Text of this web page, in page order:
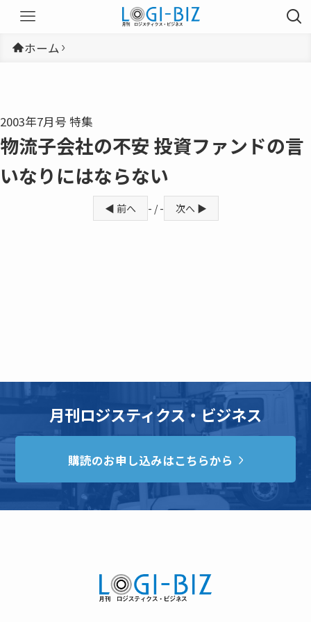
ホーム
2003年7月号 特集
物流子会社の不安 投資ファンドの言
いなりにはならない
◀ 前へ - / - 次へ ▶
月刊ロジスティクス・ビジネス
購読のお申し込みはこちらから